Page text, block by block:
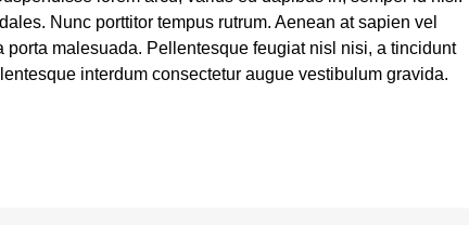
Nunc porttitor tempus rutrum. Aenean at sapien vel
malesuada. Pellentesque feugiat nisl nisi, a tincidunt
interdum consectetur augue vestibulum gravida.